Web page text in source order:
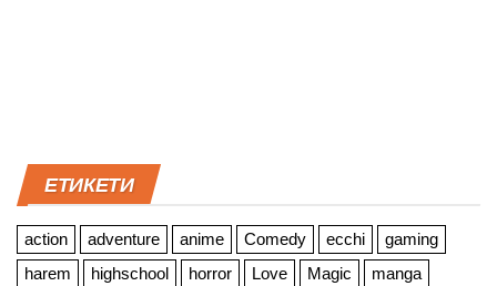
ЕТИКЕТИ
action adventure anime Comedy ecchi
gaming
harem
highschool horror Love Magic
manga